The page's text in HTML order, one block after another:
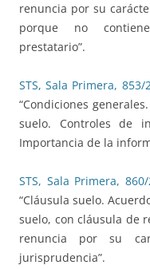
renuncia por su
porque no
prestatario”.
STS, Sala Primera,
“Condiciones
suelo. Controles de
Importancia de la
STS, Sala Primera,
“Cláusula suelo.
suelo, con cláusula de
renuncia por su
jurisprudencia”.